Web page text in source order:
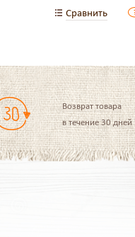
Сравнить
Возврат товара
в течение 30 дней